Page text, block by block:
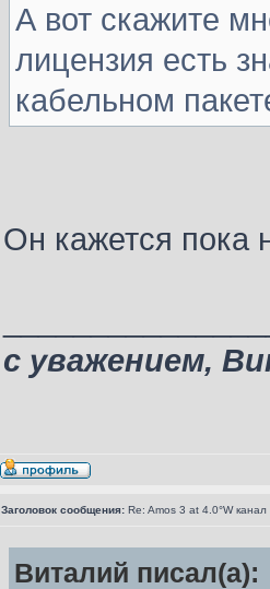
А вот скажите
лицензия есть
кабельном
Он кажется пока
с уважением,
Заголовок сообщения: Re: Amos 3 at 4.0°W канал
Виталий писал(а):